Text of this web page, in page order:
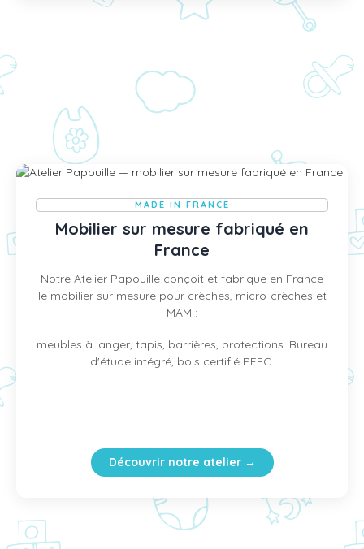
MADE IN FRANCE
Mobilier sur mesure fabriqué en
France
Notre Atelier Papouille conçoit et fabrique en France
le mobilier sur mesure pour crèches, micro-crèches et
MAM :
meubles à langer, tapis, barrières, protections. Bureau
d'étude intégré, bois certifié PEFC.
Découvrir notre atelier →